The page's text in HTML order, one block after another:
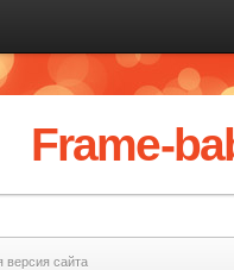
Frame-
версия сайта